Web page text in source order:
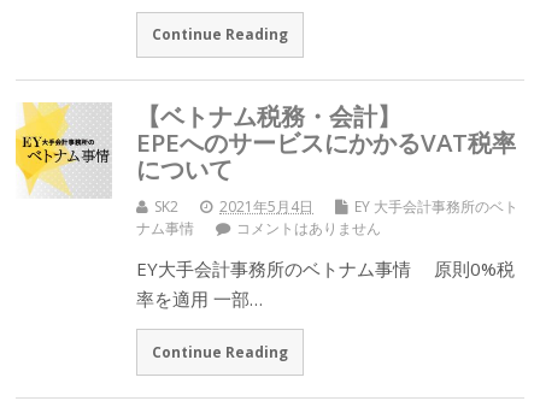
Continue Reading
【ベトナム税務・会計】
EPEへのサービスにかかるVAT税率
について
SK2 2021年5月4日
EY 大手会計事務所のベト
ナム事情
コメントはありません
EY大手会計事務所のベトナム事情 原則0%税
率を適用 一部…
Continue Reading